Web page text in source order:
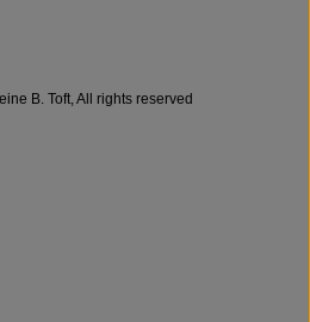
B. Toft, All rights reserved